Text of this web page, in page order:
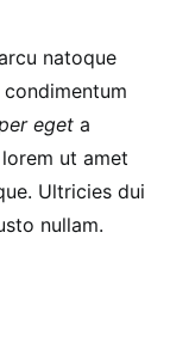
natoque
eget a
ut amet
Ultricies dui
nullam.